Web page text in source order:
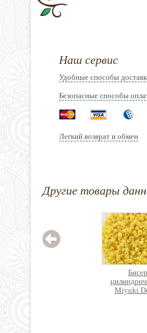
Наш сервис
Удобные способы
Безопасные способы
Легкий возврат и обмен
Другие товары
Бисер
Miyuki